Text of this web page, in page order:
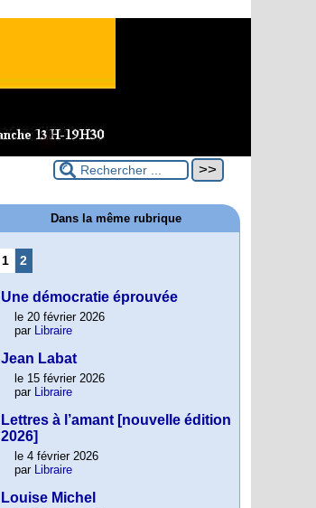
Dans la même rubrique
1 2
Une démocratie éprouvée
le 20 février 2026
par Libraire
Jean Labat
le 15 février 2026
par Libraire
Lettres à l’amant [nouvelle édition
2026]
le 4 février 2026
par Libraire
Louise Michel